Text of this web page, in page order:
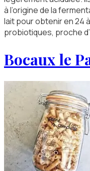
à l’origine de la
lait pour obtenir en 24
probiotiques, proche
Bocaux le